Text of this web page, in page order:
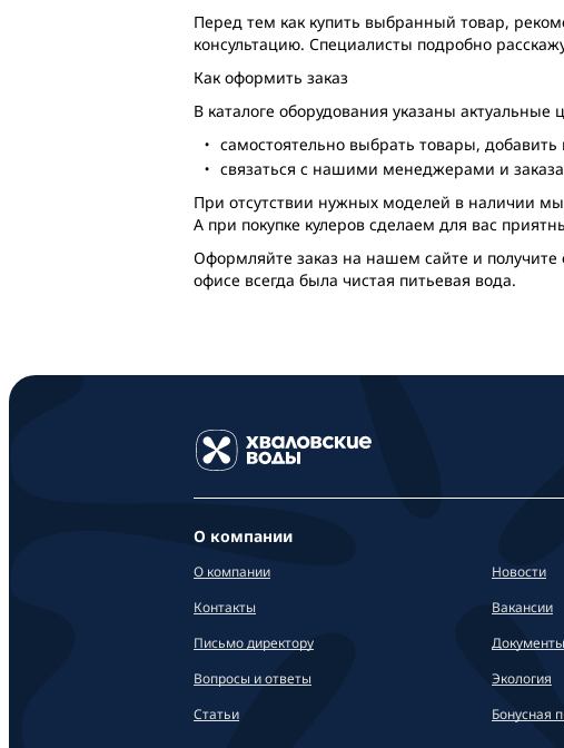
Перед тем как купить выбранный товар,
консультацию. Специалисты подробно
Как оформить заказ
В каталоге оборудования указаны
самостоятельно выбрать товары,
связаться с нашими менеджерами и
При отсутствии нужных моделей в наличии
А при покупке кулеров сделаем для вас
Оформляйте заказ на нашем сайте и
офисе всегда была чистая питьевая вода.
О компании
О компании
Контакты
Письмо директору
Вопросы и ответы
Статьи
Новости
Вакансии
Документы
Экология
Бонусная